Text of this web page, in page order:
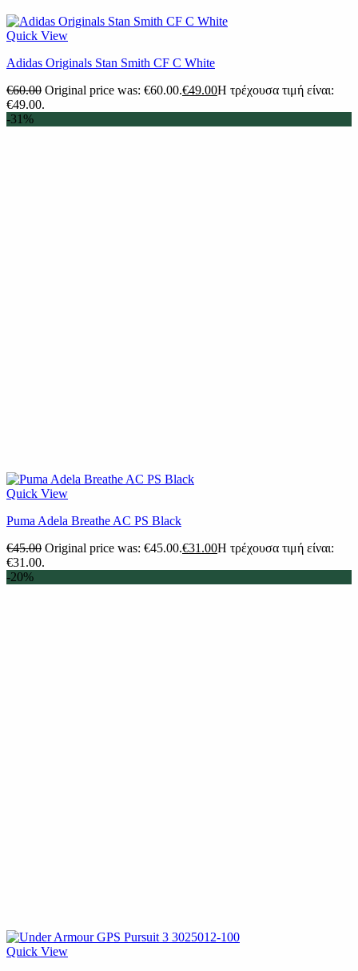
Quick View
Adidas Originals Stan Smith CF C White
€60.00 Original price was: €60.00.€49.00Η τρέχουσα τιμή είναι:
€49.00.
-31%
Quick View
Puma Adela Breathe AC PS Black
€45.00 Original price was: €45.00.€31.00Η τρέχουσα τιμή είναι:
€31.00.
-20%
Quick View